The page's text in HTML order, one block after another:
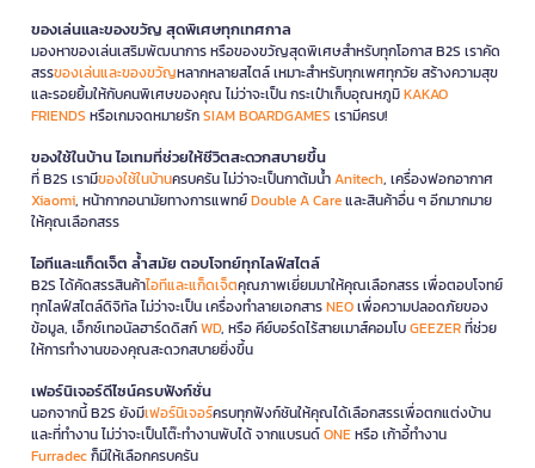
ของเล่นและของขวัญ สุดพิเศษทุกเทศกาล
มองหาของเล่นเสริมพัฒนาการ หรือของขวัญสุดพิเศษสำหรับทุกโอกาส B2S เราคัด
สรรของเล่นและของขวัญหลากหลายสไตล์ เหมาะสำหรับทุกเพศทุกวัย สร้างความสุข
และรอยยิ้มให้กับคนพิเศษของคุณ ไม่ว่าจะเป็น กระเป๋าเก็บอุณหภูมิKAKAO
FRIENDS หรือเกมจดหมายรักSIAM BOARDGAMES เรามีครบ!
ของใช้ในบ้าน ไอเทมที่ช่วยให้ชีวิตสะดวกสบายขึ้น
ที่ B2S เรามีของใช้ในบ้านครบครัน ไม่ว่าจะเป็นกาต้มน้ำAnitech, เครื่องฟอกอากาศ
Xiaomi, หน้ากากอนามัยทางการแพทย์Double A Careและสินค้าอื่น ๆ อีกมากมาย
ให้คุณเลือกสรร
ไอทีและแก็ดเจ็ต ล้ำสมัย ตอบโจทย์ทุกไลฟ์สไตล์
B2S ได้คัดสรรสินค้าไอทีและแก็ดเจ็ตคุณภาพเยี่ยมมาให้คุณเลือกสรร เพื่อตอบโจทย์
ทุกไลฟ์สไตล์ดิจิทัล ไม่ว่าจะเป็น เครื่องทำลายเอกสารNEOเพื่อความปลอดภัยของ
ข้อมูล, เอ็กซ์เทอนัลฮาร์ดดิสก์WD, หรือ คีย์บอร์ดไร้สายเมาส์คอมโบGEEZERที่ช่วย
ให้การทำงานของคุณสะดวกสบายยิ่งขึ้น
เฟอร์นิเจอร์ดีไซน์ครบฟังก์ชั่น
นอกจากนี้ B2S ยังมีเฟอร์นิเจอร์ครบทุกฟังก์ชันให้คุณได้เลือกสรรเพื่อตกแต่งบ้าน
และที่ทำงาน ไม่ว่าจะเป็นโต๊ะทำงานพับได้ จากแบรนด์ONEหรือ เก้าอี้ทำงาน
Furradecก็มีให้เลือกครบครัน